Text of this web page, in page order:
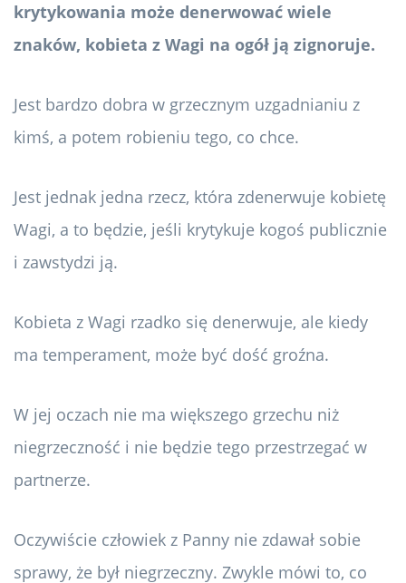
krytykowania może denerwować wiele
znaków, kobieta z Wagi na ogół ją zignoruje.
Jest bardzo dobra w grzecznym uzgadnianiu z
kimś, a potem robieniu tego, co chce.
Jest jednak jedna rzecz, która zdenerwuje kobietę
Wagi, a to będzie, jeśli krytykuje kogoś publicznie
i zawstydzi ją.
Kobieta z Wagi rzadko się denerwuje, ale kiedy
ma temperament, może być dość groźna.
W jej oczach nie ma większego grzechu niż
niegrzeczność i nie będzie tego przestrzegać w
partnerze.
Oczywiście człowiek z Panny nie zdawał sobie
sprawy, że był niegrzeczny. Zwykle mówi to, co